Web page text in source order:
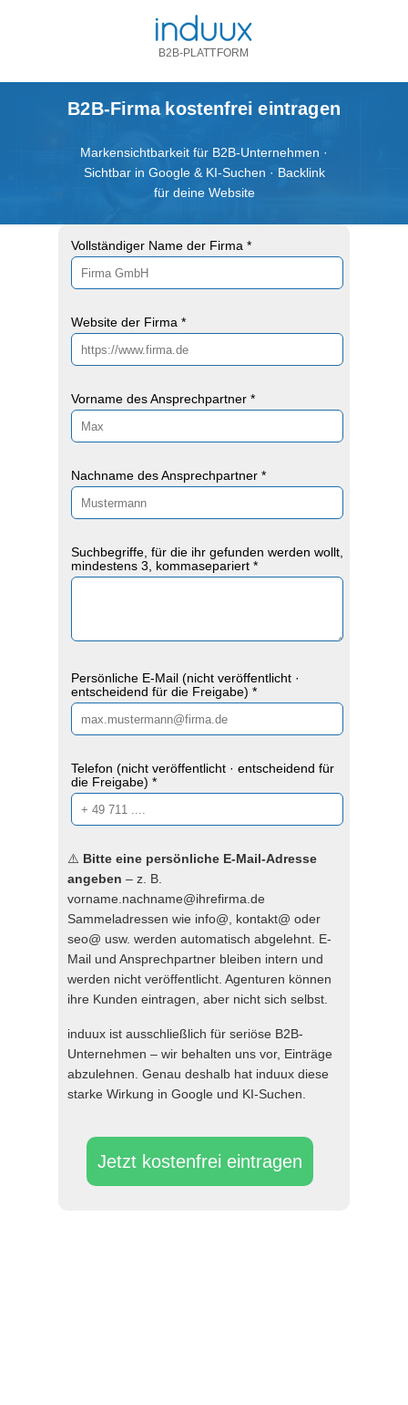
B2B-Firma kostenfrei eintragen
B2B-PLATTFORM
Vollständiger Name der Firma *
Website der Firma *
Vorname des Ansprechpartner *
Nachname des Ansprechpartner *
Suchbegriffe, für die ihr gefunden werden wollt,
mindestens 3, kommasepariert *
Persönliche E-Mail (nicht veröffentlicht ·
entscheidend für die Freigabe) *
Telefon (nicht veröffentlicht · entscheidend für
die Freigabe) *
Jetzt kostenfrei eintragen
⚠️ Bitte eine persönliche E-Mail-Adresse
angeben – z. B.
vorname.nachname@ihrefirma.de
Sammeladressen wie info@, kontakt@ oder
seo@ usw. werden automatisch abgelehnt. E-
Mail und Ansprechpartner bleiben intern und
werden nicht veröffentlicht. Agenturen können
ihre Kunden eintragen, aber nicht sich selbst.
induux ist ausschließlich für seriöse B2B-
Unternehmen – wir behalten uns vor, Einträge
abzulehnen. Genau deshalb hat induux diese
starke Wirkung in Google und KI-Suchen.
Markensichtbarkeit für B2B-Unternehmen ·
Sichtbar in Google & KI-Suchen · Backlink
für deine Website